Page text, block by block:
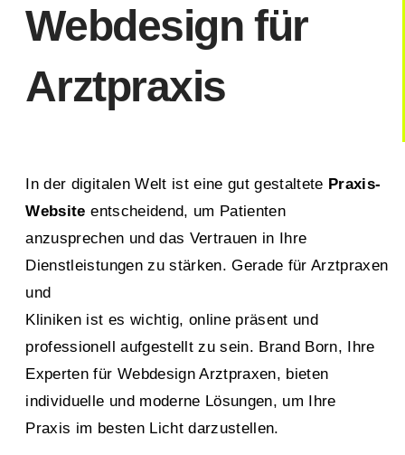
Webdesign für
Arztpraxis
In der digitalen Welt ist eine gut gestaltete Praxis-
Website entscheidend, um Patienten
anzusprechen und das Vertrauen in Ihre
Dienstleistungen zu stärken. Gerade für Arztpraxen
und
Kliniken ist es wichtig, online präsent und
professionell aufgestellt zu sein. Brand Born, Ihre
Experten für Webdesign Arztpraxen, bieten
individuelle und moderne Lösungen, um Ihre
Praxis im besten Licht darzustellen.